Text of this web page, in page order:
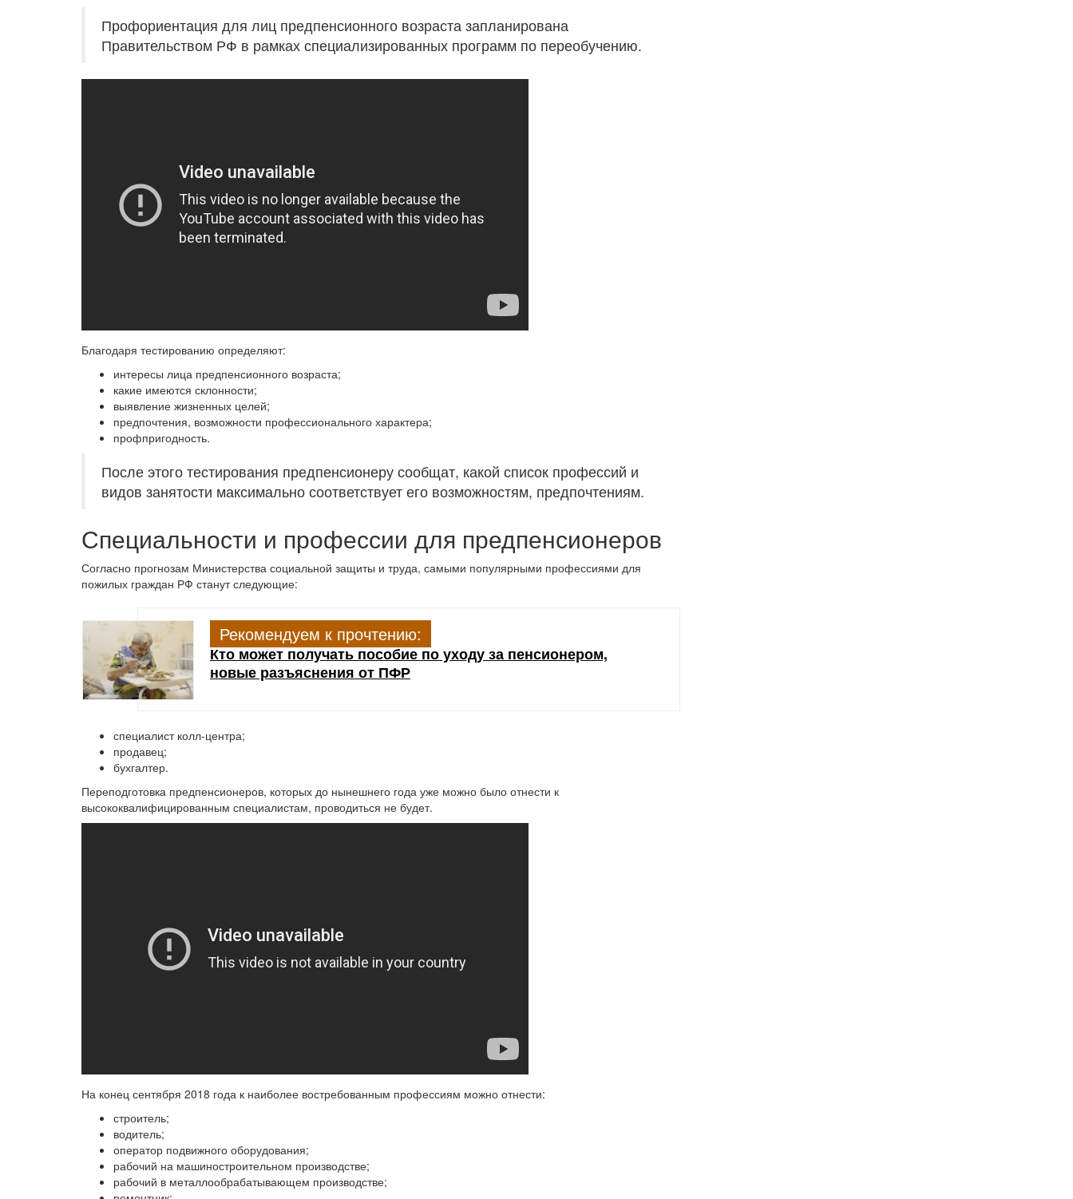
Профориентация для лиц предпенсионного возраста запланирована
Правительством РФ в рамках специализированных программ по переобучению.
Благодаря тестированию определяют:
интересы лица предпенсионного возраста;
какие имеются склонности;
выявление жизненных целей;
предпочтения, возможности профессионального характера;
профпригодность.
После этого тестирования предпенсионеру сообщат, какой список профессий и
видов занятости максимально соответствует его возможностям, предпочтениям.
Специальности и профессии для предпенсионеров
Согласно прогнозам Министерства социальной защиты и труда, самыми популярными профессиями для
пожилых граждан РФ станут следующие:
Рекомендуем к прочтению:
Кто может получать пособие по уходу за пенсионером,
новые разъяснения от ПФР
специалист колл-центра;
продавец;
бухгалтер.
Переподготовка предпенсионеров, которых до нынешнего года уже можно было отнести к
высококвалифицированным специалистам, проводиться не будет.
На конец сентября 2018 года к наиболее востребованным профессиям можно отнести:
строитель;
водитель;
оператор подвижного оборудования;
рабочий на машиностроительном производстве;
рабочий в металлообрабатывающем производстве;